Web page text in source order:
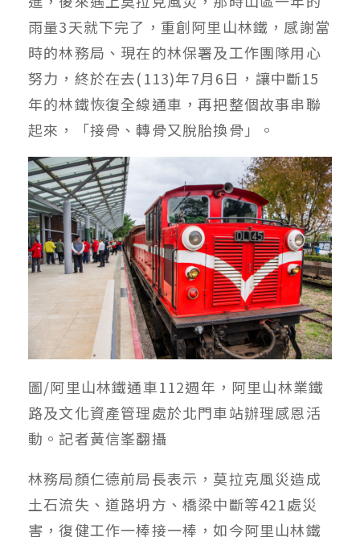
雨量3天就下完了，重創阿里山林鐵，感謝當
時的林務局、現在的林保署及工作團隊用心
努力，終於在去(113)年7月6日，讓中斷15
年的林鐵恢復全線通車，再把整個故事串聯
起來，「接骨、轉骨又脫胎換骨」。
圖/阿里山林鐵通車112週年，阿里山林業鐵
路及文化資產管理處於北門車站辦理感恩活
動。記者黃信峯翻攝
林務局顏仁德前局長表示，莫拉克風災造成
土石流失、道路坍方、橋梁中斷等421處災
害，復健工作一棒接一棒，如今阿里山林鐵